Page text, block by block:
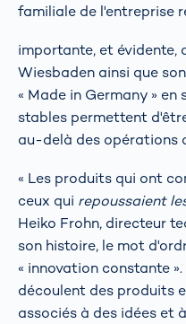
familiale de l'entreprise
importante, et évidente,
Wiesbaden ainsi que
« Made in Germany » en
stables permettent
au-delà des opérations
« Les produits qui ont
ceux qui repoussaient
Heiko Frohn, directeur
son histoire, le mot
« innovation constante
découlent des produits
associés à des idées et